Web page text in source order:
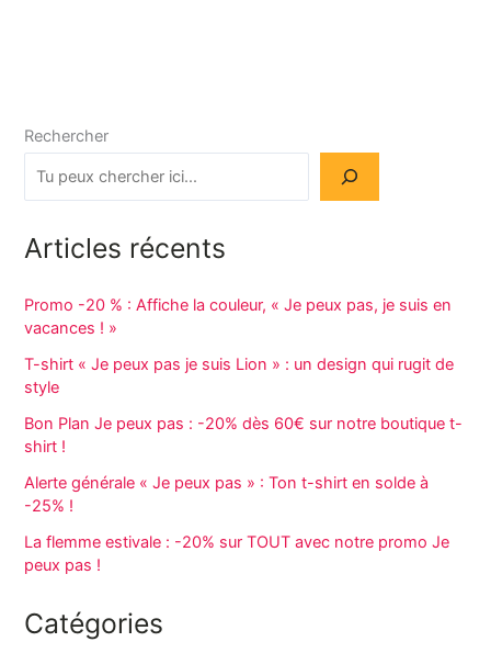
Rechercher
Articles récents
Promo -20 % : Affiche la couleur, « Je peux pas, je suis en
vacances ! »
T-shirt « Je peux pas je suis Lion » : un design qui rugit de
style
Bon Plan Je peux pas : -20% dès 60€ sur notre boutique t-
shirt !
Alerte générale « Je peux pas » : Ton t-shirt en solde à
-25% !
La flemme estivale : -20% sur TOUT avec notre promo Je
peux pas !
Catégories